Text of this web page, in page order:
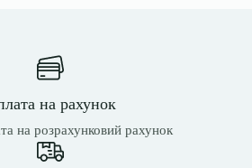
на рахунок
на розрахунковий рахунок